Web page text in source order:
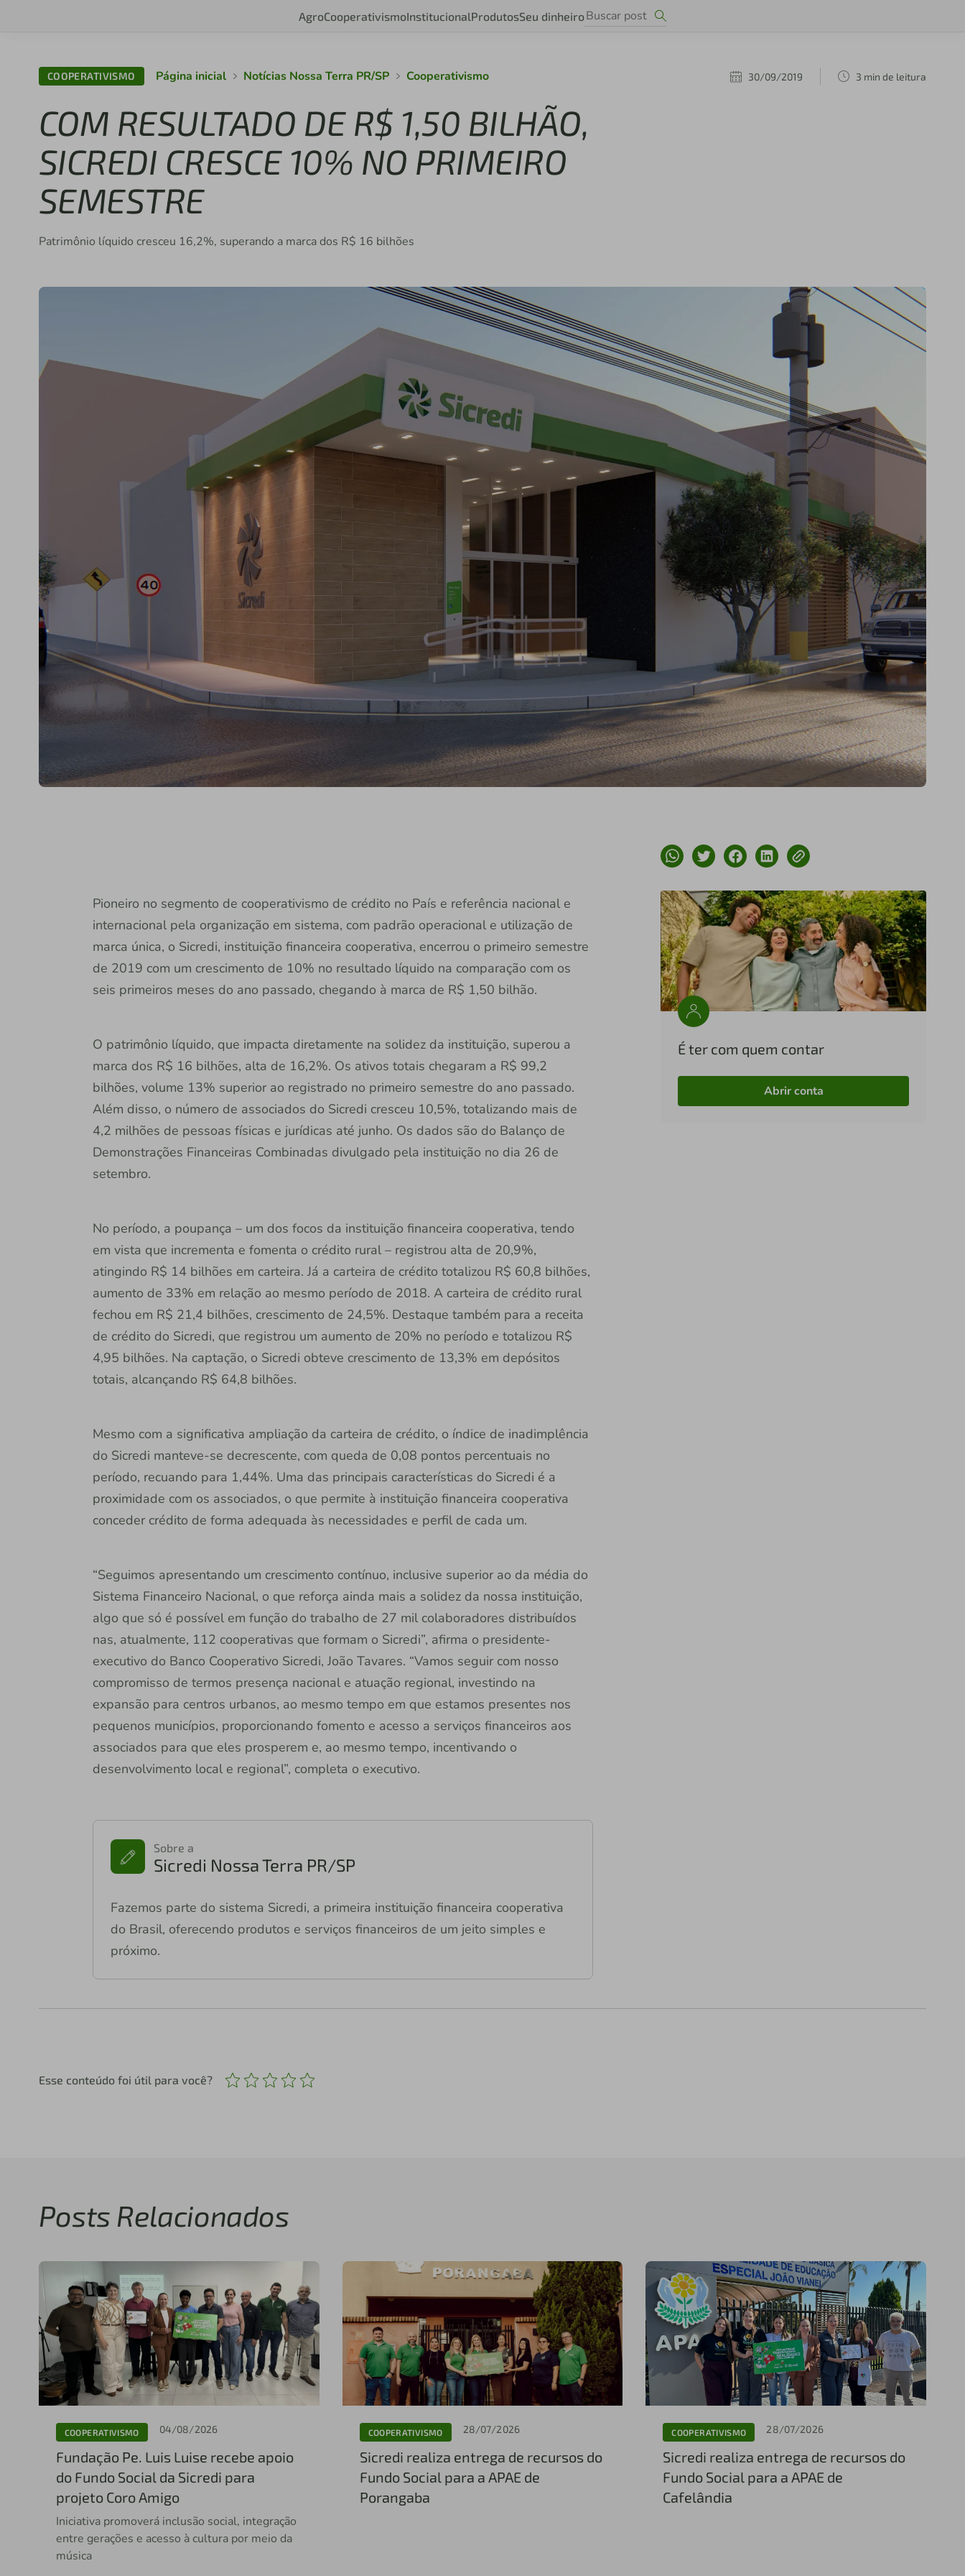
AgroCooperativismoInstitucionalProdutosSeu dinheiro
COOPERATIVISMO Página inicial Notícias Nossa Terra PR/SP Cooperativismo 30/09/2019 3 min de leitura
COM RESULTADO DE R$ 1,50 BILHÃO,
SICREDI CRESCE 10% NO PRIMEIRO
SEMESTRE
Patrimônio líquido cresceu 16,2%, superando a marca dos R$ 16 bilhões
Pioneiro no segmento de cooperativismo de crédito no País e referência nacional e
internacional pela organização em sistema, com padrão operacional e utilização de
marca única, o Sicredi, instituição financeira cooperativa, encerrou o primeiro semestre
de 2019 com um crescimento de 10% no resultado líquido na comparação com os
seis primeiros meses do ano passado, chegando à marca de R$ 1,50 bilhão.
O patrimônio líquido, que impacta diretamente na solidez da instituição, superou a
marca dos R$ 16 bilhões, alta de 16,2%. Os ativos totais chegaram a R$ 99,2
bilhões, volume 13% superior ao registrado no primeiro semestre do ano passado.
Além disso, o número de associados do Sicredi cresceu 10,5%, totalizando mais de
4,2 milhões de pessoas físicas e jurídicas até junho. Os dados são do Balanço de
Demonstrações Financeiras Combinadas divulgado pela instituição no dia 26 de
setembro.
No período, a poupança – um dos focos da instituição financeira cooperativa, tendo
em vista que incrementa e fomenta o crédito rural – registrou alta de 20,9%,
atingindo R$ 14 bilhões em carteira. Já a carteira de crédito totalizou R$ 60,8 bilhões,
aumento de 33% em relação ao mesmo período de 2018. A carteira de crédito rural
fechou em R$ 21,4 bilhões, crescimento de 24,5%. Destaque também para a receita
de crédito do Sicredi, que registrou um aumento de 20% no período e totalizou R$
4,95 bilhões. Na captação, o Sicredi obteve crescimento de 13,3% em depósitos
totais, alcançando R$ 64,8 bilhões.
Mesmo com a significativa ampliação da carteira de crédito, o índice de inadimplência
do Sicredi manteve-se decrescente, com queda de 0,08 pontos percentuais no
período, recuando para 1,44%. Uma das principais características do Sicredi é a
proximidade com os associados, o que permite à instituição financeira cooperativa
conceder crédito de forma adequada às necessidades e perfil de cada um.
“Seguimos apresentando um crescimento contínuo, inclusive superior ao da média do
Sistema Financeiro Nacional, o que reforça ainda mais a solidez da nossa instituição,
algo que só é possível em função do trabalho de 27 mil colaboradores distribuídos
nas, atualmente, 112 cooperativas que formam o Sicredi”, afirma o presidente-
executivo do Banco Cooperativo Sicredi, João Tavares. “Vamos seguir com nosso
compromisso de termos presença nacional e atuação regional, investindo na
expansão para centros urbanos, ao mesmo tempo em que estamos presentes nos
pequenos municípios, proporcionando fomento e acesso a serviços financeiros aos
associados para que eles prosperem e, ao mesmo tempo, incentivando o
desenvolvimento local e regional”, completa o executivo.
Sobre a
Sicredi Nossa Terra PR/SP
Fazemos parte do sistema Sicredi, a primeira instituição financeira cooperativa
do Brasil, oferecendo produtos e serviços financeiros de um jeito simples e
próximo.
É ter com quem contar
Abrir conta
Esse conteúdo foi útil para você?
Posts Relacionados
COOPERATIVISMO 04/08/2026
Fundação Pe. Luis Luise recebe apoio
do Fundo Social da Sicredi para
projeto Coro Amigo
Iniciativa promoverá inclusão social, integração
entre gerações e acesso à cultura por meio da
música
COOPERATIVISMO 28/07/2026
Sicredi realiza entrega de recursos do
Fundo Social para a APAE de
Porangaba
COOPERATIVISMO 28/07/2026
Sicredi realiza entrega de recursos do
Fundo Social para a APAE de
Cafelândia